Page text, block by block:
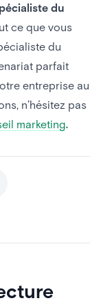
du
ce que vous
du
parfait
entreprise au
n’hésitez pas
marketing.